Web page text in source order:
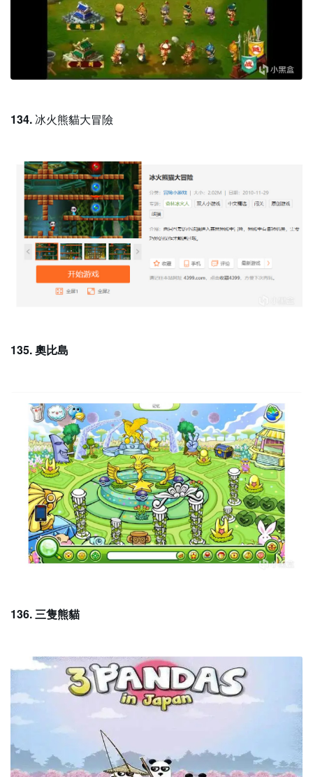
134. 冰火熊貓大冒險
135. 奧比島
136. 三隻熊貓